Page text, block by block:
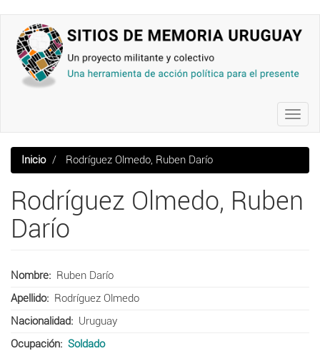
contenido
principal
Inicio Rodríguez Olmedo, Ruben Darío
Rodríguez Olmedo, Ruben
Darío
Nombre
Ruben Darío
Apellido
Rodríguez Olmedo
Nacionalidad
Uruguay
Ocupación
Soldado